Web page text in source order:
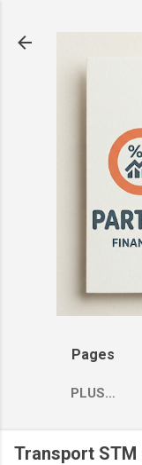
Pages
PLUS…
Transport